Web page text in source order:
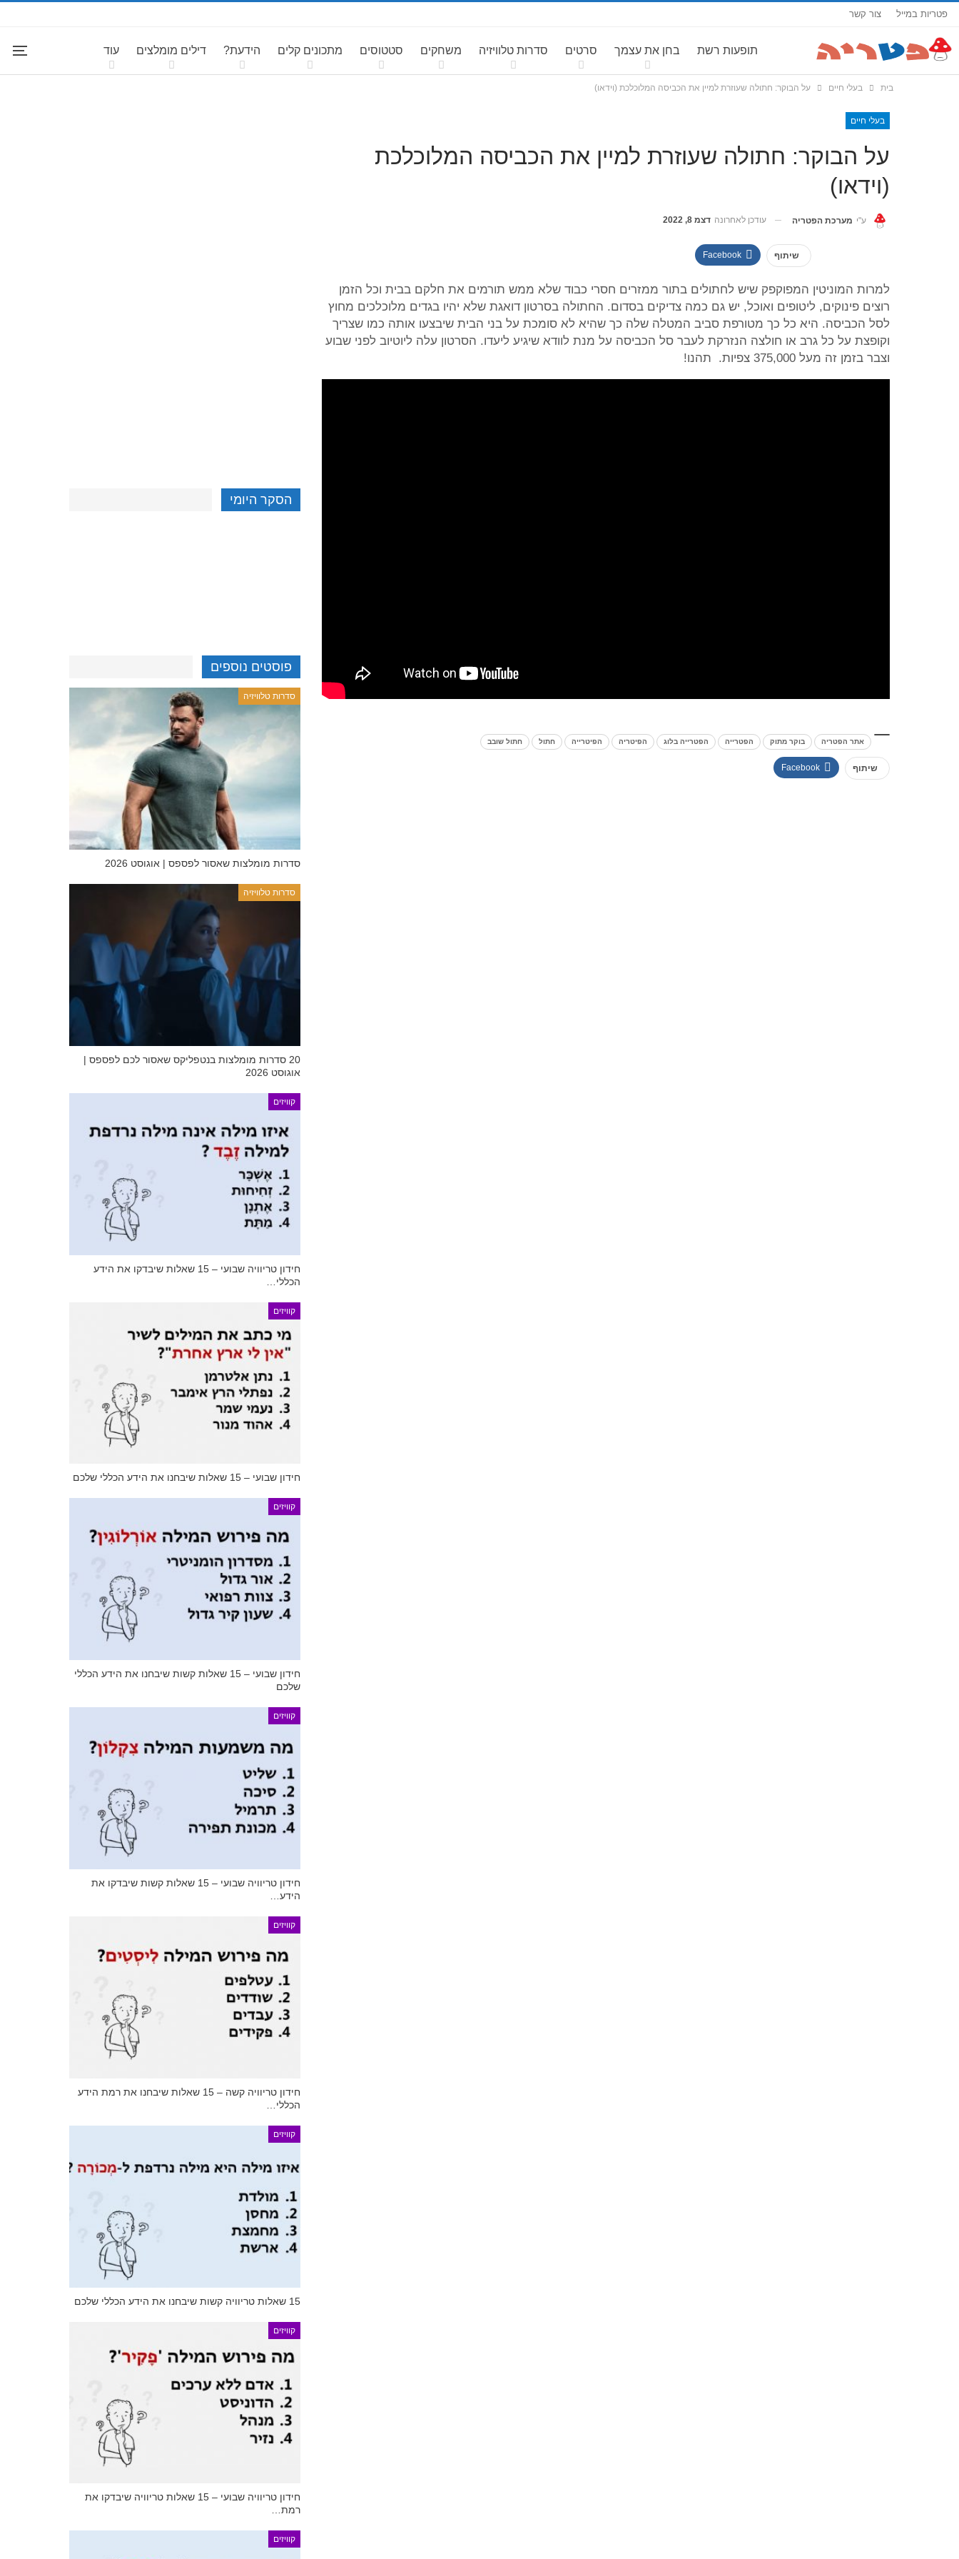
פטריות במייל צור קשר
תופעות רשת בחן את עצמך סרטים סדרות טלוויזיה משחקים סטטוסים מתכונים קלים הידעת? דילים מומלצים עוד
בית בעלי חיים על הבוקר: חתולה שעוזרת למיין את הכביסה המלוכלכת (וידאו)
בעלי חיים
על הבוקר: חתולה שעוזרת למיין את הכביסה המלוכלכת
(וידאו)
ע"י מערכת הפטריה עודכן לאחרונה דצמ 8, 2022
שיתוף Facebook
למרות המוניטין המפוקפק שיש לחתולים בתור ממזרים חסרי כבוד שלא ממש תורמים את חלקם בבית וכל הזמן
רוצים פינוקים, ליטופים ואוכל, יש גם כמה צדיקים בסדום. החתולה בסרטון דואגת שלא יהיו בגדים מלוכלכים מחוץ
לסל הכביסה. היא כל כך מטורפת סביב המטלה שלה כך שהיא לא סומכת על בני הבית שיבצעו אותה כמו שצריך
וקופצת על כל גרב או חולצה הנזרקת לעבר סל הכביסה על מנת לוודא שיגיע ליעדו. הסרטון עלה ליוטיוב לפני שבוע
וצבר בזמן זה מעל 375,000 צפיות. תהנו!
אתר הפטריה בוקר מתוק הפטרייה הפטרייה בלוג הפיטריה הפיטרייה חתול חתול שובב
שיתוף Facebook
הסקר היומי
פוסטים נוספים
סדרות טלוויזיה
סדרות מומלצות שאסור לפספס | אוגוסט 2026
סדרות טלוויזיה
20 סדרות מומלצות בנטפליקס שאסור לכם לפספס |
אוגוסט 2026
קוויזים
חידון טריוויה שבועי – 15 שאלות שיבדקו את הידע
הכללי…
קוויזים
חידון שבועי – 15 שאלות שיבחנו את הידע הכללי שלכם
קוויזים
חידון שבועי – 15 שאלות קשות שיבחנו את הידע הכללי
שלכם
קוויזים
חידון טריוויה שבועי – 15 שאלות קשות שיבדקו את
הידע…
קוויזים
חידון טריוויה קשה – 15 שאלות שיבחנו את רמת הידע
הכללי…
קוויזים
15 שאלות טריוויה קשות שיבחנו את הידע הכללי שלכם
קוויזים
חידון טריוויה שבועי – 15 שאלות טריוויה שיבדקו את
רמת…
קוויזים